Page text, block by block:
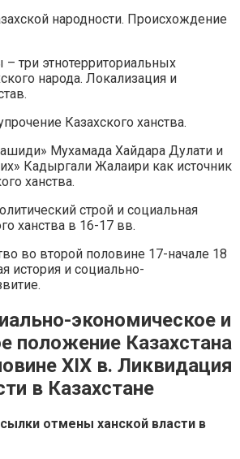
народности. Происхождение
три этнотерриториальных
народа. Локализация и
Казахского ханства.
Мухамада Хайдара Дулати и
Кадыргали Жалаири как источник
ханства.
строй и социальная
ханства в 16-17 вв.
во второй половине 17-начале 18
история и социально-
экономическое и
положение Казахстана
XIX в. Ликвидация
в Казахстане
отмены ханской власти в